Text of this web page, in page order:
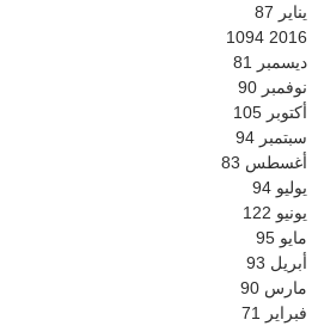
يناير 87
2016
1094
ديسمبر
81
نوفمبر 90
أكتوبر 105
سبتمبر 94
أغسطس 83
يوليو 94
يونيو 122
مايو 95
أبريل 93
مارس 90
فبراير
71